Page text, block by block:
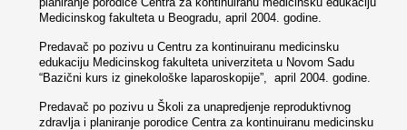
Medicinskog fakulteta u Beogradu, april 2004. godine.
Predavač po pozivu u Centru za kontinuiranu medicinsku
edukaciju Medicinskog fakulteta univerziteta u Novom Sadu
“Bazični kurs iz ginekološke laparoskopije”, april 2004. godine.
Predavač po pozivu u Školi za unapredjenje reproduktivnog
zdravlja i planiranje porodice Centra za kontinuiranu medicinsku